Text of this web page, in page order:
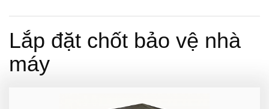
Lắp đặt chốt bảo vệ nhà
máy